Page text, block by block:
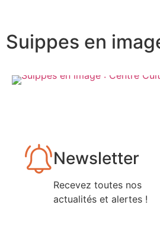
Suippes en
Newsletter
Recevez toutes nos
actualités et alertes !